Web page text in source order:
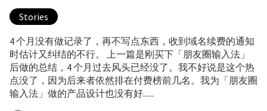
Stories
4 个月没有做记录了，再不写点东西，收到域名续费的通知
时估计又纠结的不行。 上一篇是刚买下「朋友圈输入法」
后做的总结，4 个月过去风头已经没了。我不好说是这个热
点没了，因为后来者依然排在付费榜前几名。我为「朋友圈
输入法」做的产品设计也没有好......